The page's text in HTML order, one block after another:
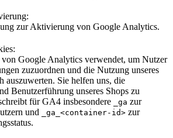
zur Aktivierung von Google Analytics.
Google Analytics verwendet, um Nutzer
zuzuordnen und die Nutzung unseres
auszuwerten. Sie helfen uns, die
Benutzerführung unseres Shops zu
für GA4 insbesondere
_ga zur
und
_ga_<container-id> zur